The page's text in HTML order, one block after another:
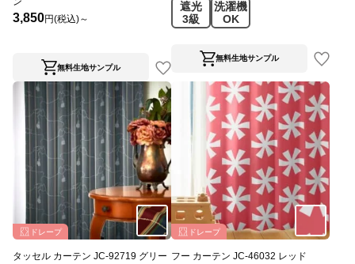
3,850円(税込)～
無料生地サンプル
遮光
3級
洗濯機
OK
無料生地サンプル
ドレープ
タッセル カーテン JC-92719 グリー
ドレープ
フー カーテン JC-46032 レッド